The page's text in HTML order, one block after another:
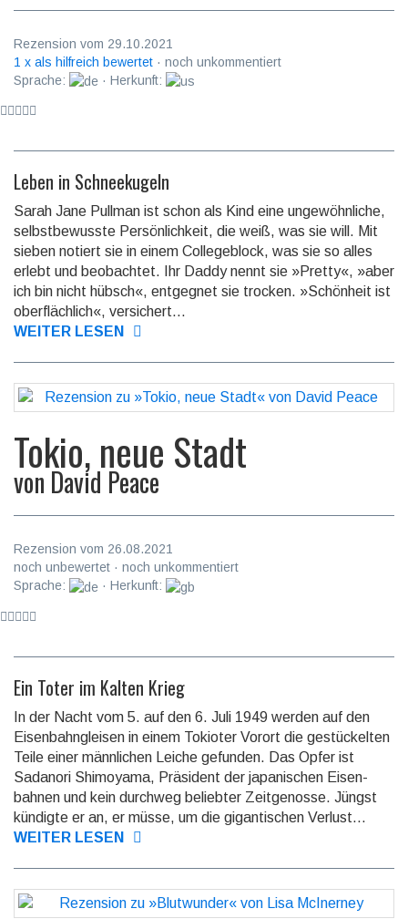
Rezension vom 29.10.2021
1 x als hilfreich bewertet · noch unkommentiert
Sprache:
· Herkunft:
Leben in Schneekugeln
Sarah Jane Pullman ist schon als Kind eine ungewöhn­liche,
selbstbe­wusste Persönlich­keit, die weiß, was sie will. Mit
sieben notiert sie in einem College­block, was sie so alles
erlebt und beob­achtet. Ihr Daddy nennt sie »Pretty«, »aber
ich bin nicht hübsch«, entgegnet sie trocken. »Schön­heit ist
oberfläch­lich«, versi­chert...
WEITER LESEN
Tokio, neue Stadt
von David Peace
Rezension vom 26.08.2021
noch unbewertet · noch unkommentiert
Sprache:
· Herkunft:
Ein Toter im Kalten Krieg
In der Nacht vom 5. auf den 6. Juli 1949 werden auf den
Eisenbahn­gleisen in einem Tokioter Vorort die gestü­ckelten
Teile einer männ­lichen Leiche gefunden. Das Opfer ist
Sadanori Shimo­yama, Präsident der japani­schen Eisen­
bahnen und kein durchweg beliebter Zeitge­nosse. Jüngst
kündigte er an, er müsse, um die giganti­schen Verlust...
WEITER LESEN